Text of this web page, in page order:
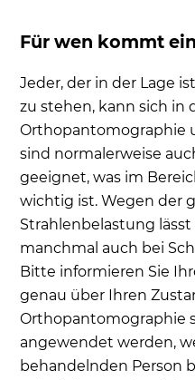
Für wen kommt
Jeder, der in der Lage
zu stehen, kann sich in
Orthopantomographie
sind normalerweise
geeignet, was im
wichtig ist. Wegen der
Strahlenbelastung lässt
manchmal auch bei
Bitte informieren Sie
genau über Ihren
Orthopantomographie
angewendet werden,
behandelnden Person